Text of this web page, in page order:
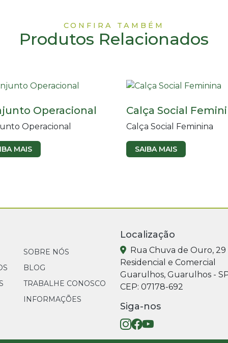
CONFIRA TAMBÉM
Produtos Relacionados
Operacional
Operacional
MAIS
Calça Social
Calça Social Feminina
SAIBA MAIS
SOBRE NÓS
BLOG
TRABALHE CONOSCO
INFORMAÇÕES
Localização
Rua Chuva de Ouro, 29
Residencial e Comercial
Guarulhos, Guarulhos -
CEP: 07178-692
Siga-nos